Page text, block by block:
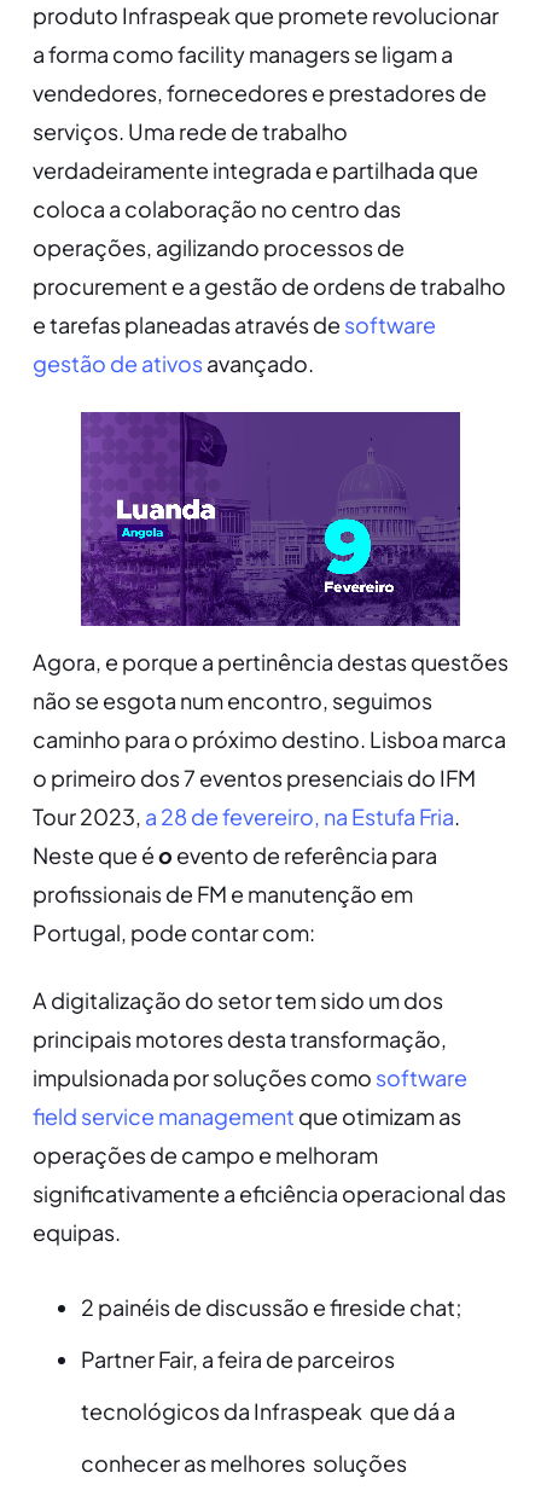
produto Infraspeak que promete revolucionar
a forma como facility managers se ligam a
vendedores, fornecedores e prestadores de
serviços. Uma rede de trabalho
verdadeiramente integrada e partilhada que
coloca a colaboração no centro das
operações, agilizando processos de
procurement e a gestão de ordens de trabalho
e tarefas planeadas através de software
gestão de ativosavançado.
Agora, e porque a pertinência destas questões
não se esgota num encontro, seguimos
caminho para o próximo destino. Lisboa marca
o primeiro dos 7 eventos presenciais do IFM
Tour 2023, a 28 de fevereiro, na Estufa Fria.
Neste que éo evento de referência para
profissionais de FM e manutenção em
Portugal, pode contar com:
A digitalização do setor tem sido um dos
principais motores desta transformação,
impulsionada por soluções como software
field service management que otimizam as
operações de campo e melhoram
significativamente a eficiência operacional das
equipas.
2 painéis de discussão e fireside chat;
Partner Fair, a feira de parceiros
tecnológicos da Infraspeak que dá a
conhecer as melhores soluções